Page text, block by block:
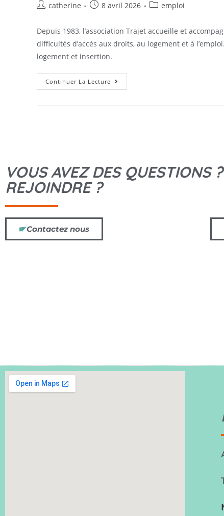
catherine 8 avril 2026 emploi
Depuis 1983, l’association Trajet accueille et
difficultés d’accès aux droits, au logement et à
logement et insertion.
Continuer La Lecture
VOUS AVEZ DES QUESTIONS
REJOINDRE ?
Contactez nous